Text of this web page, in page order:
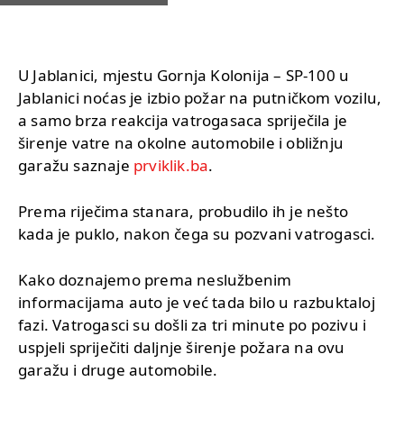
U Jablanici, mjestu Gornja Kolonija – SP-100 u
Jablanici noćas je izbio požar na putničkom vozilu,
a samo brza reakcija vatrogasaca spriječila je
širenje vatre na okolne automobile i obližnju
garažu saznaje prviklik.ba.
Prema riječima stanara, probudilo ih je nešto
kada je puklo, nakon čega su pozvani vatrogasci.
Kako doznajemo prema neslužbenim
informacijama auto je već tada bilo u razbuktaloj
fazi. Vatrogasci su došli za tri minute po pozivu i
uspjeli spriječiti daljnje širenje požara na ovu
garažu i druge automobile.